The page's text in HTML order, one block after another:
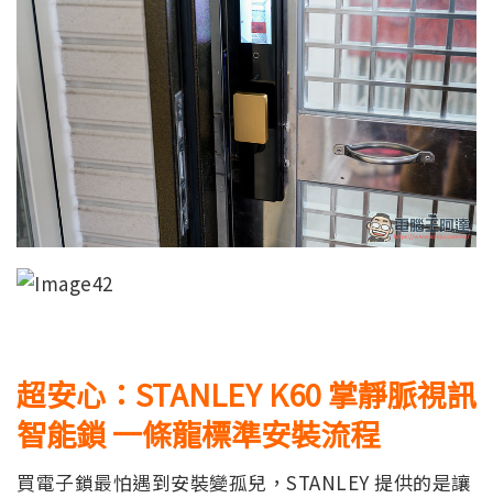
超安心：STANLEY K60 掌靜脈視訊
智能鎖 一條龍標準安裝流程
買電子鎖最怕遇到安裝變孤兒，STANLEY 提供的是讓